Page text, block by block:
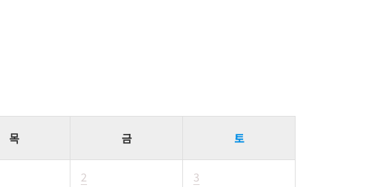
목 금 토
2 3